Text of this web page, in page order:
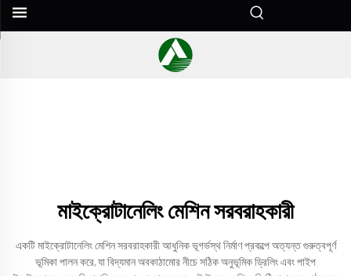
মাইক্রোটানেলিং মেশিন সরবরাহকারী
একটি মাইক্রোটানেলিং মেশিন সরবরাহকারী আধুনিক ভূগর্ভস্থ নির্মাণ প্রকল্পে অত্যন্ত গুরুত্বপূর্ণ
ভূমিকা পালন করে, যা বিদ্যমান অবকাঠামোর নীচে সঠিক অনুভূমিক ড্রিলিং এবং পাইপ